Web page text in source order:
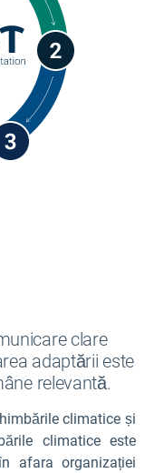
clare
adaptării este
relevantă.
climatice și
climatice este
afara organizației